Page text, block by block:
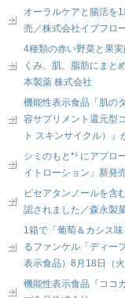
オーラルケアと腸活を
売／株式会社イブフロ
4種類の赤い野菜と果
くみ、肌、脂肪にまと
本製薬 株式会社
機能性表示食品「肌の
容サプリメント還元型
ト スキンサイクル）
シミのもと*¹ にアプロ
イトローション」新発
ピセアタンノールを含
認されました／森永製
1箱で「葡萄＆カシス
るファンケル「ディー
表示食品）8月18日（
機能性表示食品『ココ